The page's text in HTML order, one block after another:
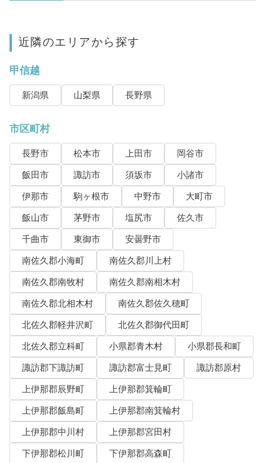
近隣のエリアから探す
甲信越
新潟県 山梨県 長野県
市区町村
長野市 松本市 上田市
岡谷市
飯田市
諏訪市 須坂市
小諸市
伊那市
駒ヶ根市 中野市
大町市
飯山市
茅野市 塩尻市
佐久市
千曲市
東御市
安曇野市
南佐久郡小海町
南佐久郡川上村
南佐久郡南牧村
南佐久郡南相木村
南佐久郡北相木村
南佐久郡佐久穂町
北佐久郡軽井沢町
北佐久郡御代田町
北佐久郡立科町
小県郡青木村
小県郡長和町
諏訪郡下諏訪町
諏訪郡富士見町
諏訪郡原村
上伊那郡辰野町
上伊那郡箕輪町
上伊那郡飯島町
上伊那郡南箕輪村
上伊那郡中川村
上伊那郡宮田村
下伊那郡松川町
下伊那郡高森町